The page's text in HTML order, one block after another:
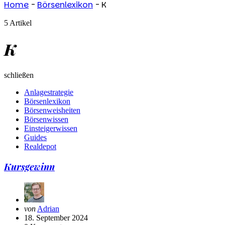
Home - Börsenlexikon - K
5 Artikel
K
schließen
Anlagestrategie
Börsenlexikon
Börsenweisheiten
Börsenwissen
Einsteigerwissen
Guides
Realdepot
Kursgewinn
Geschrieben
von
von Adrian
18. September 2024